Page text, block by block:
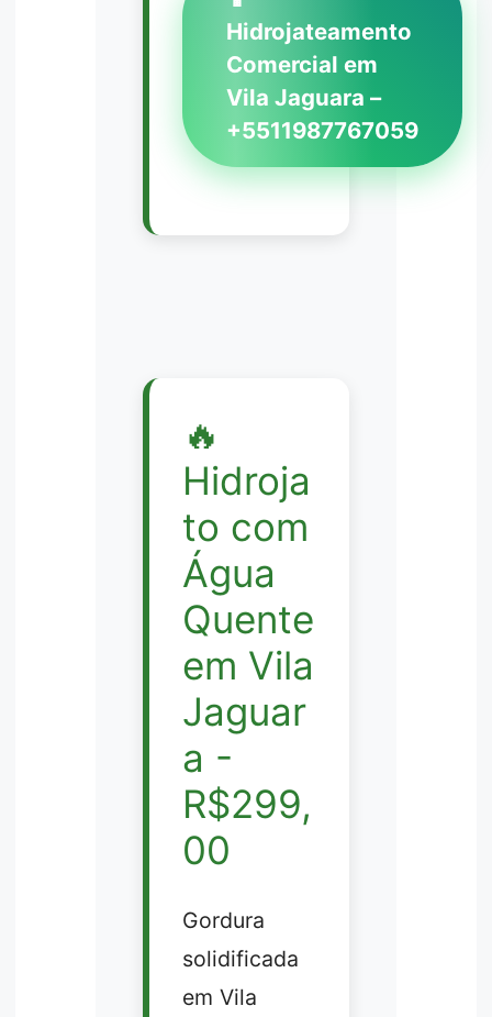
Hidrojateamento
Comercial em
Vila Jaguara –
+5511987767059
🔥
Hidroja
to com
Água
Quente
em Vila
Jaguar
a -
R$299,
00
Gordura
solidificada
em Vila